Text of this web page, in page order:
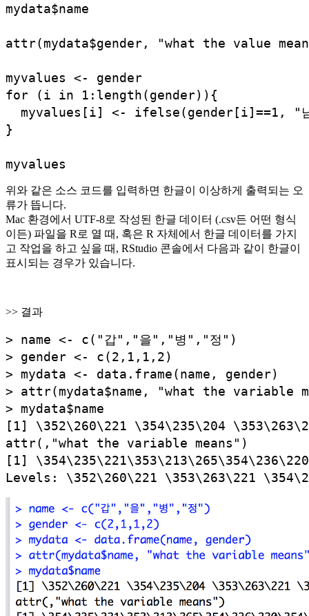
mydata$name
attr(mydata$gender, "what the value
myvalues <- gender
for (i in 1:length(gender)){
myvalues[i] <- ifelse(gender[i]==1, "
}
myvalues
위와 같은 소스 코드를 입력하면 한글이 이상하게 출력되는 오
류가 뜹니다.
Mac 환경에서 UTF-8로 작성된 한글 데이터 (.csv든 어떤 형식
이든) 파일을 R로 열 때, 혹은 R 자체에서 한글 데이터를 가지
고 작업을 하고 싶을 때, RStudio 콘솔에서 다음과 같이 한글이
표시되는 경우가 있습니다.
>> 결과
> name <- c("갑","을","병","정")
> gender <- c(2,1,1,2)
> mydata <- data.frame(name, gender)
> attr(mydata$name, "what the variable
> mydata$name
[1] \352\260\221 \354\235\204
attr(,"what the variable means")
[1]
Levels: \352\260\221 \353\263\221